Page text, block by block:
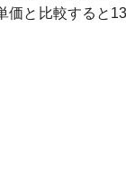
価と比較すると 13